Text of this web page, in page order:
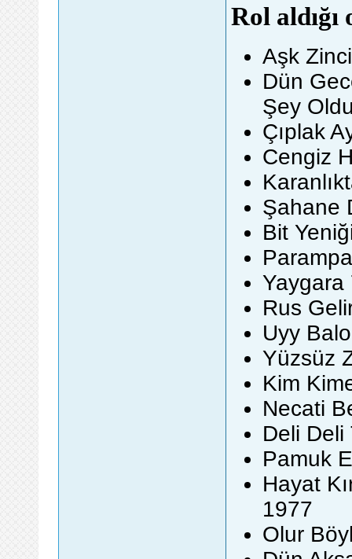
Rol
Aşk
Dün
Şey
Çıplak
Cengiz
Şahane
Bit
Yaygara
Rus
Uyy
Yüzsüz
Kim
Necati
Deli Deli
Pamuk
Hayat
1977
Olur